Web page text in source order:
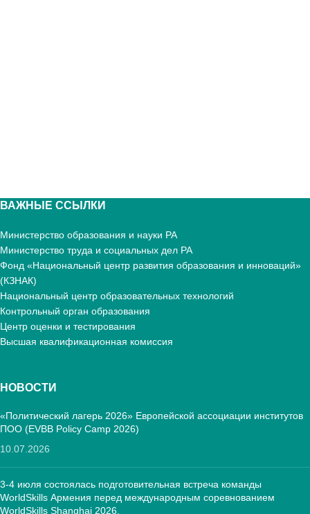
ВАЖНЫЕ ССЫЛКИ
Министерство образования и науки РА
Министерство труда и социальных дел РА
Фонд «Национальный центр развития образования и инноваций»
(КЗНАК)
Национальный центр образовательных технологий
Контрольный орган образования
Центр оценки и тестирования
Высшая квалификационная комиссия
НОВОСТИ
«Политический лагерь 2026» Европейской ассоциации институтов
ПОО (EVBB Policy Camp 2026)
10.07.2026
3-4 июля состоялась подготовительная встреча команды
WorldSkills Армения перед международным соревнованием
WorldSkills Shanghai 2026.